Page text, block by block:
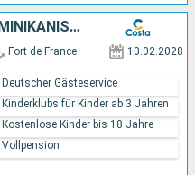
ANTIGUA UND BARBUDA, DOMINIKANISCHE REPUBLIK
Fort de France 10.02.2028
Deutscher Gästeservice
Kinderklubs für Kinder ab 3 Jahren
Kostenlose Kinder bis 18 Jahre
Vollpension